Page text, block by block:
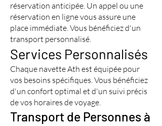
réservation anticipée. Un appel ou une
réservation en ligne vous assure une
place immédiate. Vous bénéficiez d'un
transport personnalisé.
Services Personnalisés
Chaque navette Ath est équipée pour
vos besoins spécifiques. Vous bénéficiez
d'un confort optimal et d'un suivi précis
de vos horaires de voyage.
Transport de Personnes à